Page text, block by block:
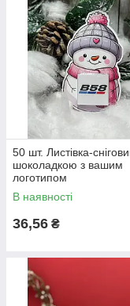
50 шт. Листівка-
шоколадкою з вашим
логотипом
В наявності
36,56 ₴